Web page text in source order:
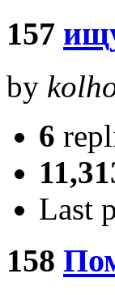
157
by
6
Last
158